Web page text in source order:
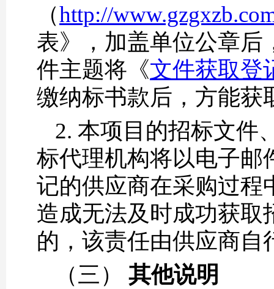
（http://
表》，加盖单位公章后
件主题将《文件获取登
缴纳标书款后，方能获
2. 本项目的招标文件
标代理机构将以电子邮
记的供应商在采购过程
造成无法及时成功获取
的，该责任由供应商自
（三） 其他说明